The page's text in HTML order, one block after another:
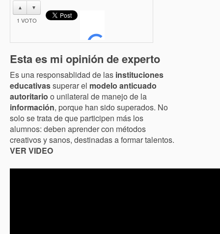
▲ ▼
1 VOTO
Esta es mi opinión de experto
Es una responsablidad de las instituciones
educativassuperar el modelo anticuado
autoritario o unilateral de manejo de la
información, porque han sido superados. No
solo se trata de que participen más los
alumnos: deben aprender con métodos
creativos y sanos, destinadas a formar talentos.
VER VIDEO